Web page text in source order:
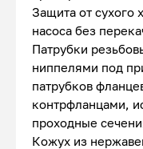
Защита от сухого
насоса без
Патрубки
ниппелями под
патрубков
контрфланцами,
проходные
Кожух из